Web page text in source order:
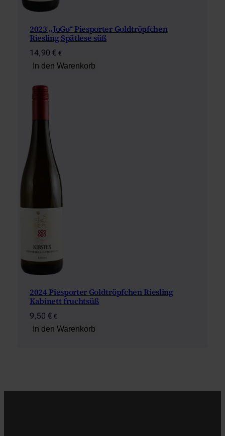
2023 „JoGo“ Piesporter Goldtröpfchen
Riesling Spätlese süß
14,90 € €
In den Warenkorb
2024 Piesporter Goldtröpfchen Riesling
Kabinett fruchtsüß
9,50 € €
In den Warenkorb